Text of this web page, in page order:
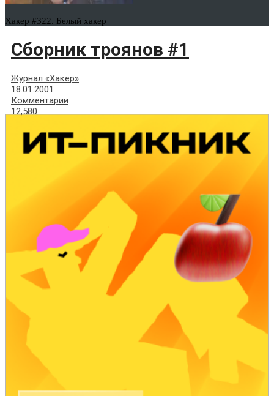
Хакер #322. Белый хакер
Сборник троянов #1
Журнал «Хакер»
18.01.2001
Комментарии
12,580